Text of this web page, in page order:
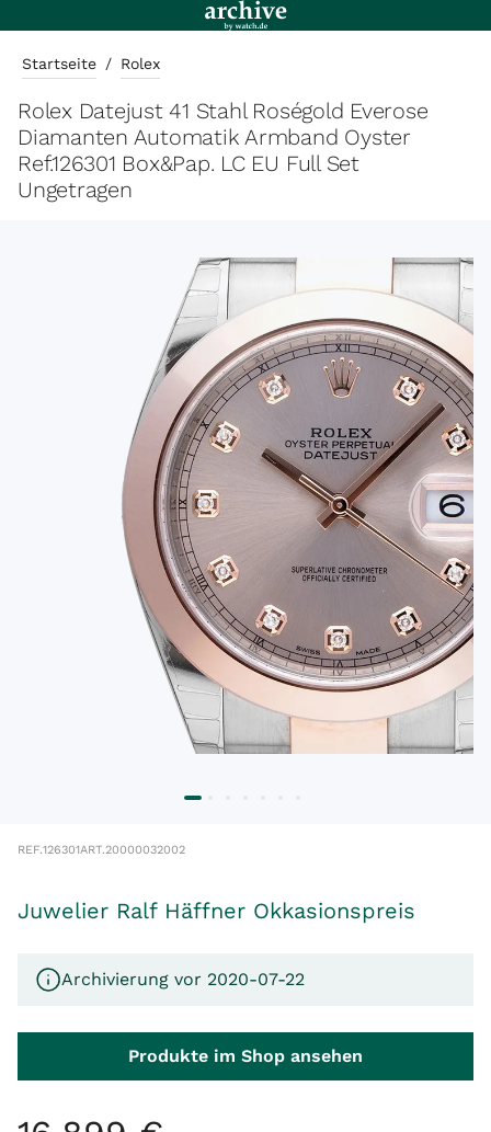
Startseite / Rolex
Rolex Datejust 41 Stahl Roségold Everose
Diamanten Automatik Armband Oyster
Ref.126301 Box&Pap. LC EU Full Set
Ungetragen
REF.126301ART.20000032002
Juwelier Ralf Häffner Okkasionspreis
Archivierung vor 2020-07-22
Produkte im Shop ansehen